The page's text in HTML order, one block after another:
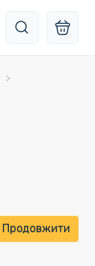
Продовжити